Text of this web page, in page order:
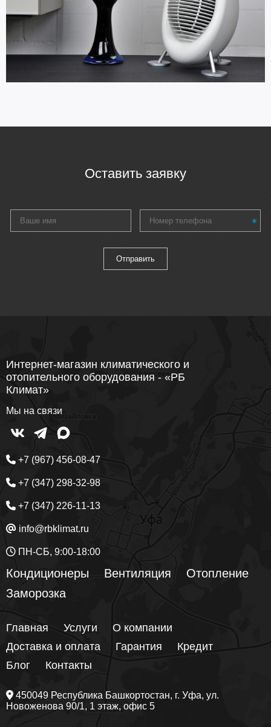
Оставить заявку
Интернет-магазин климатического и
отопительного оборудования - «РБ
Климат»
Мы на связи
+7 (967) 456-08-47
+7 (347) 298-32-98
+7 (347) 226-11-13
info@rbklimat.ru
ПН-СБ, 9:00-18:00
Кондиционеры Вентиляция
Отопление
Заморозка
Главная Услуги
О компании
Доставка и оплата
Гарантия
Кредит
Блог
Контакты
450049 Республика Башкортостан, г. Уфа, ул.
Новоженова 90/1, 1 этаж, офис 5